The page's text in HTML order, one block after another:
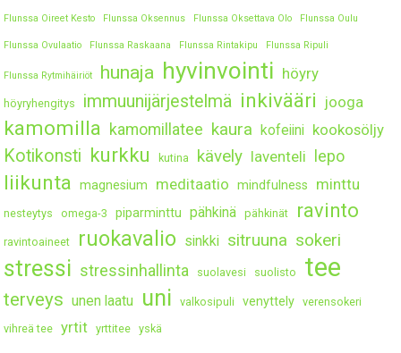
Flunssa Oireet Kesto Flunssa Oksennus Flunssa Oksettava Olo Flunssa Oulu
Flunssa Ovulaatio Flunssa Raskaana Flunssa Rintakipu Flunssa Ripuli
Flunssa Rytmihäiriöt hunaja hyvinvointi höyry
höyryhengitys immuunijärjestelmä inkivääri jooga
kamomilla kamomillatee kaura kofeiini kookosöljy
Kotikonsti kurkku kutina kävely laventeli lepo
liikunta magnesium meditaatio mindfulness minttu
nesteytys omega-3 piparminttu pähkinä pähkinät ravinto
ravintoaineet ruokavalio sinkki sitruuna sokeri
stressi stressinhallinta suolavesi suolisto tee
terveys unen laatu uni valkosipuli venyttely
verensokeri
vihreä tee
yrtit yrttitee yskä